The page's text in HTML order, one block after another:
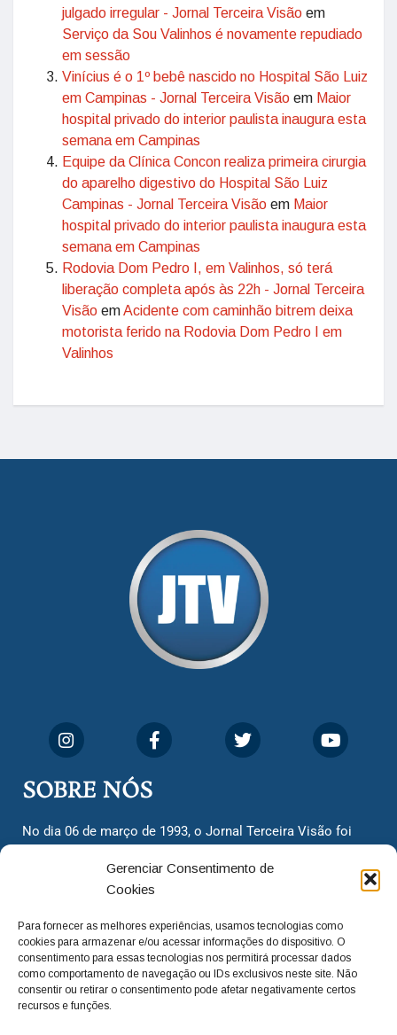
Gerenciar Consentimento de
Cookies
Para fornecer as melhores experiências, usamos tecnologias como
cookies para armazenar e/ou acessar informações do dispositivo. O
consentimento para essas tecnologias nos permitirá processar dados
como comportamento de navegação ou IDs exclusivos neste site. Não
consentir ou retirar o consentimento pode afetar negativamente certos
recursos e funções.
julgado irregular - Jornal Terceira Visão em
Serviço da Sou Valinhos é novamente repudiado
em sessão
Vinícius é o 1º bebê nascido no Hospital São Luiz
em Campinas - Jornal Terceira Visão em Maior
hospital privado do interior paulista inaugura esta
semana em Campinas
Equipe da Clínica Concon realiza primeira cirurgia
do aparelho digestivo do Hospital São Luiz
Campinas - Jornal Terceira Visão em Maior
hospital privado do interior paulista inaugura esta
semana em Campinas
Rodovia Dom Pedro I, em Valinhos, só terá
liberação completa após às 22h - Jornal Terceira
Visão emAcidente com caminhão bitrem deixa
motorista ferido na Rodovia Dom Pedro I em
Valinhos
SOBRE NÓS
No dia 06 de março de 1993, o Jornal Terceira Visão foi
cidadãos valinhenses, já que naquela época só existiam
dois jornais. Há mais de 30 anos, o jornal continua
com o foco de trazer as melhores notícias. Nunca
deixamos de lado as necessidades do cidadão, sempre
questionando os órgãos públicos em busca de melhorias
para a cidade e sempre cobrando resoluções para casos